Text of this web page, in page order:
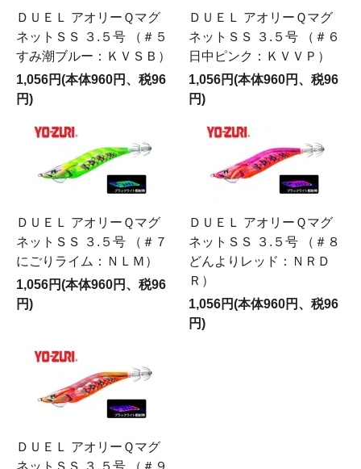
ＤＵＥＬ アオリーＱマグ
ネットＳＳ ３.５号 （＃５
すみ潮ブルー：ＫＶＳＢ）
1,056円(本体960円、税96
円)
ＤＵＥＬ アオリーＱマグ
ネットＳＳ ３.５号 （＃６
日中ピンク：ＫＶＶＰ）
1,056円(本体960円、税96
円)
ＤＵＥＬ アオリーＱマグ
ネットＳＳ ３.５号 （＃７
にごりライム：ＮＬＭ）
1,056円(本体960円、税96
円)
ＤＵＥＬ アオリーＱマグ
ネットＳＳ ３.５号 （＃８
どんよりレッド：ＮＲＤ
Ｒ）
1,056円(本体960円、税96
円)
ＤＵＥＬ アオリーＱマグ
ネットＳＳ ３.５号 （＃９